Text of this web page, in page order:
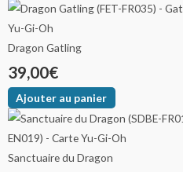
Dragon Gatling
39,00€
Ajouter au panier
Sanctuaire du Dragon